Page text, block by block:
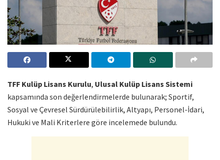
TFF Kulüp Lisans Kurulu, Ulusal Kulüp Lisans Sistemi
kapsamında son değerlendirmelerde bulunarak; Sportif,
Sosyal ve Çevresel Sürdürülebilirlik, Altyapı, Personel-İdari,
Hukuki ve Mali Kriterlere göre incelemede bulundu.